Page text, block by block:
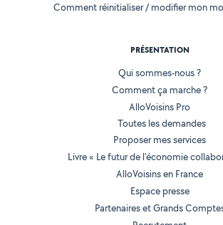
Comment réinitialiser / modifier mon
PRÉSENTATION
Qui sommes-nous ?
Comment ça marche ?
AlloVoisins Pro
Toutes les demandes
Proposer mes services
Livre « Le futur de l'économie
AlloVoisins en France
Espace presse
Partenaires et Grands